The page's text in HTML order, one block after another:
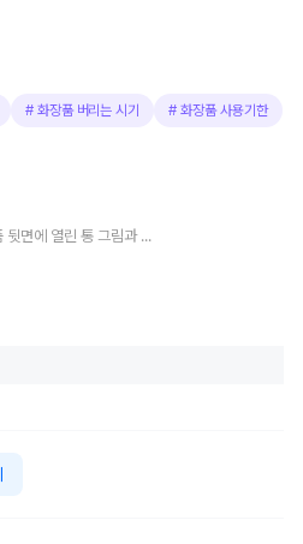
# 화장품 버리는 시기 #화장품 사용기한
"유통기한만 보면 안 됩니다" 화장품 뒷면에 열린 통 그림과 6M·12M이 나타내는 의미